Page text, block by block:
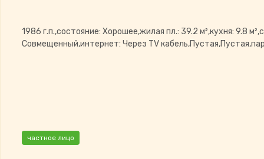
1986 г.п.,состояние: Хорошее,жилая пл.: 39.2 м²,кухня: 9.8
Совмещенный,интернет: Через TV
частное лицо